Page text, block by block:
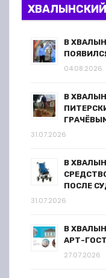
В
04.08.2026
В
31.07.2026
В
ПОСЛЕ
31.07.2026
В
АРТ-
27.07.2026